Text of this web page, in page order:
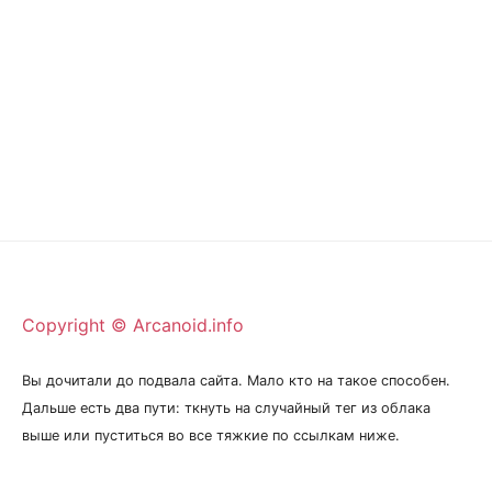
Copyright © Arcanoid.info
Вы дочитали до подвала сайта. Мало кто на такое способен.
Дальше есть два пути: ткнуть на случайный тег из облака
выше или пуститься во все тяжкие по ссылкам ниже.